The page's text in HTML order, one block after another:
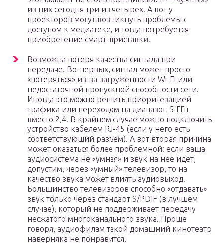
из них сегодня три из четырех. А вот у
проекторов могут возникнуть проблемы с
доступом к медиатеке, и тогда потребуется
приобретение смарт-приставки.
Возможна потеря качества сигнала при
передаче. Во-первых, сигнал может просто
«потеряться» из-за загруженности Wi-Fi или
недостаточной пропускной способности сети.
Иногда это можно решить приоритезацией
трафика или переходом на диапазон 5 ГГц
вместо 2,4. В крайнем случае можно подключить
устройство кабелем RJ-45 (если у него есть
соответствующий разъем). А вот вторая причина
может оказаться более проблемной: если ваша
аудиосистема не «умная» и звук на нее идет,
допустим, через «умный» телевизор, то на
качество звука может влиять аудиовыход.
Большинство телевизоров способно «отдавать»
звук только через стандарт S/PDIF (в лучшем
случае), который не поддерживает передачу
несжатого многоканального звука. Проще
говоря, аудиофилам такой домашний кинотеатр
наверняка не понравится.